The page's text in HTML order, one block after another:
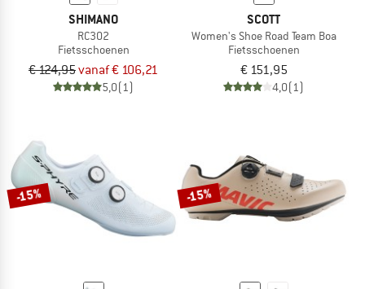
SHIMANO
RC302
Fietsschoenen
€ 124,95vanaf € 106,21
5,0(1)
SCOTT
Women's Shoe Road Team Boa
Fietsschoenen
€ 151,95
4,0(1)
-15% -15%